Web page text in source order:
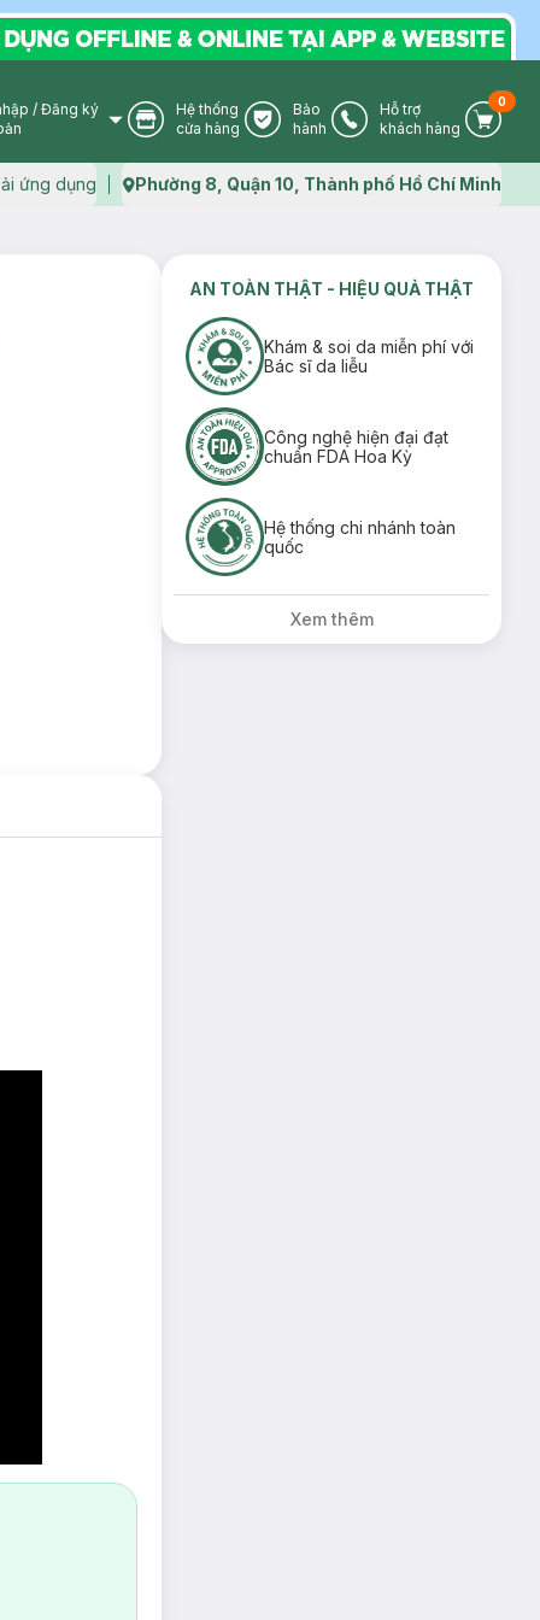
User Icon
/ Đăng ký
Store Icon
Hệ thống
cửa hàng
Warranty Icon
Bảo
hành
Phone Icon
Hỗ trợ
khách hàng
Cart
0
ứng dụng Map icon
Phường 8, Quận 10, Thành phố Hồ Chí Minh
AN TOÀN THẬT - HIỆU QUẢ THẬT
Khám & soi da miễn phí với
Bác sĩ da liễu
Công nghệ hiện đại đạt
chuẩn FDA Hoa Kỳ
Hệ thống chi nhánh toàn
quốc
Xem thêm